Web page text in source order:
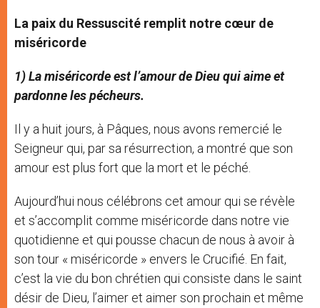
La paix du Ressuscité remplit notre cœur de
miséricorde
1) La miséricorde est l’amour de Dieu qui aime et
pardonne les pécheurs.
Il y a huit jours, à Pâques, nous avons remercié le
Seigneur qui, par sa résurrection, a montré que son
amour est plus fort que la mort et le péché.
Aujourd’hui nous célébrons cet amour qui se révèle
et s’accomplit comme miséricorde dans notre vie
quotidienne et qui pousse chacun de nous à avoir à
son tour « miséricorde » envers le Crucifié. En fait,
c’est la vie du bon chrétien qui consiste dans le saint
désir de Dieu, l’aimer et aimer son prochain et même